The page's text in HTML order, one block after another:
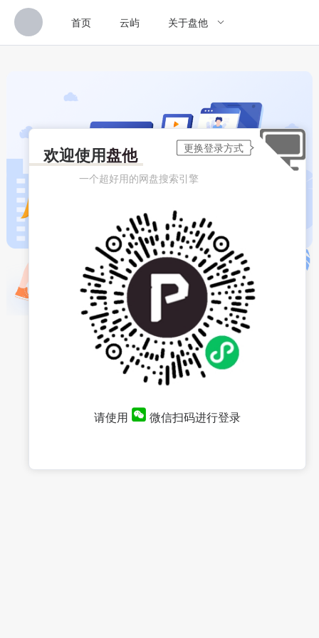
首页 云屿 关于盘他
欢迎使用盘他
一个超好用的网盘搜索引擎
请使用 微信扫码进行登录